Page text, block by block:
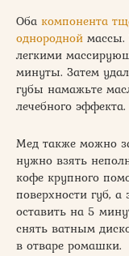
Оба компонента
однородной массы.
легкими
минуты. Затем
губы намажьте
лечебного эффекта.
Мед также можно
нужно взять
кофе крупного
поверхности губ,
оставить на 5
снять ватным
в отваре ромашки.